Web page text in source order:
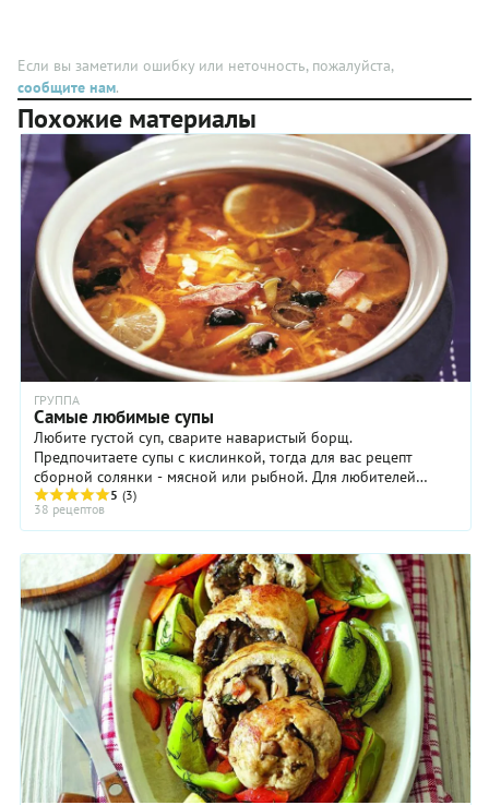
экономная
Если вы заметили ошибку или неточность, пожалуйста,
сообщите нам.
Похожие материалы
ГРУППА
Самые любимые супы
Любите густой суп, сварите наваристый борщ.
Предпочитаете супы с кислинкой, тогда для вас рецепт
сборной солянки - мясной или рыбной. Для любителей
капусты предлагаем рецепт щей – обычных и царских ...
5 (3)
38 рецептов